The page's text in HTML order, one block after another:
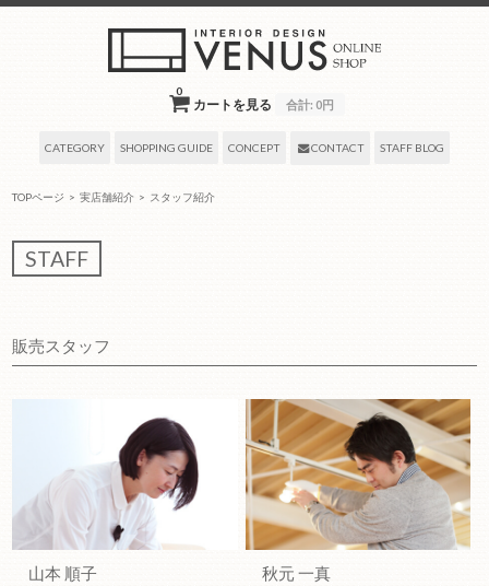
カートを見る
0
合計: 0円
CATEGORY SHOPPING GUIDE CONCEPT CONTACT STAFF BLOG
TOPページ >実店舗紹介 > スタッフ紹介
STAFF
販売スタッフ
山本 順子 秋元 一真